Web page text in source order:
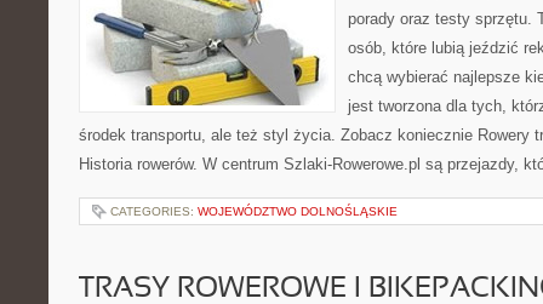
porady oraz testy sprzętu.
osób, które lubią jeździć
chcą wybierać najlepsze
jest tworzona dla tych,
środek transportu, ale też styl życia. Zobacz koniecznie Rowery
Historia rowerów. W centrum Szlaki-Rowerowe.pl są przejazdy,
CATEGORIES: WOJEWÓDZTWO DOLNOŚLĄSKIE
TRASY ROWEROWE I